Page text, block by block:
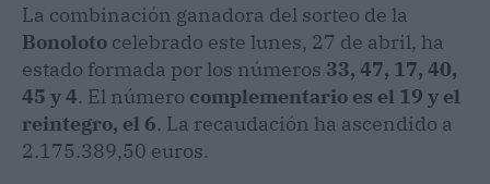
La combinación ganadora del sorteo de la
Bonoloto celebrado este lunes, 27 de abril, ha
estado formada por los números 33, 47, 17, 40,
45 y 4. El número complementario es el 19 y el
reintegro, el 6. La recaudación ha ascendido a
2.175.389,50 euros.